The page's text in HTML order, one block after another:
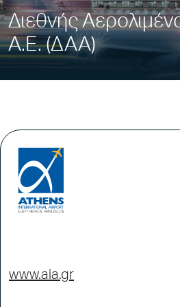
Διεθνής
Α.Ε. (ΔΑΑ)
www.aia.gr